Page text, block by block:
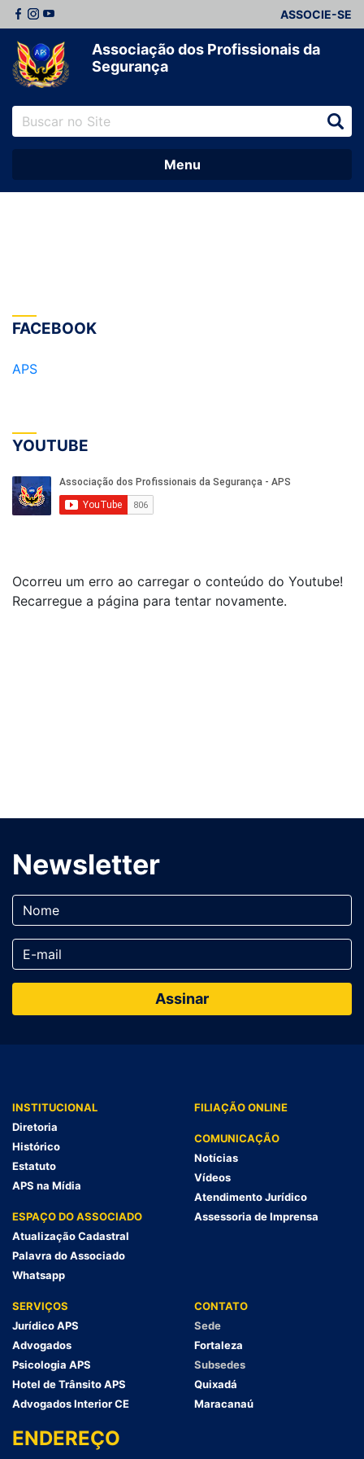
ASSOCIE-SE
Associação dos Profissionais da
Segurança
Menu
FACEBOOK
APS
YOUTUBE
Ocorreu um erro ao carregar o conteúdo do Youtube!
Recarregue a página para tentar novamente.
Newsletter
INSTITUCIONAL
Diretoria
Histórico
Estatuto
APS na Mídia
ESPAÇO DO ASSOCIADO
Atualização Cadastral
Palavra do Associado
Whatsapp
FILIAÇÃO ONLINE
COMUNICAÇÃO
Notícias
Vídeos
Atendimento Jurídico
Assessoria de Imprensa
SERVIÇOS
Jurídico APS
Advogados
Psicologia APS
Hotel de Trânsito APS
Advogados Interior CE
CONTATO
Sede
Fortaleza
Subsedes
Quixadá
Maracanaú
ENDEREÇO